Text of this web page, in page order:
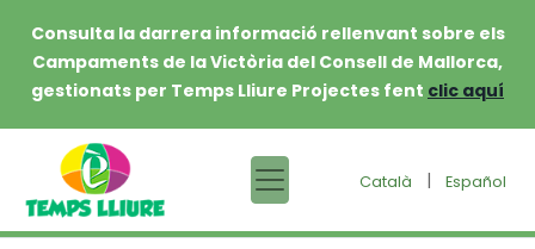
Consulta la darrera informació rellenvant sobre els
Campaments de la Victòria del Consell de Mallorca,
gestionats per Temps Lliure Projectes fent clic aquí
Català | Español